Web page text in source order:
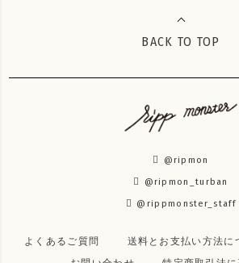
BACK TO TOP
@ripmon
@ripmon_turban
@rippmonster_staff
よくあるご質問 送料とお支払い方法に